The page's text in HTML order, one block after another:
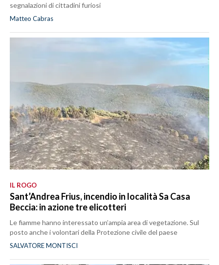
segnalazioni di cittadini furiosi
Matteo Cabras
IL ROGO
Sant’Andrea Frius, incendio in località Sa Casa
Beccia: in azione tre elicotteri
Le fiamme hanno interessato un’ampia area di vegetazione. Sul
posto anche i volontari della Protezione civile del paese
SALVATORE MONTISCI